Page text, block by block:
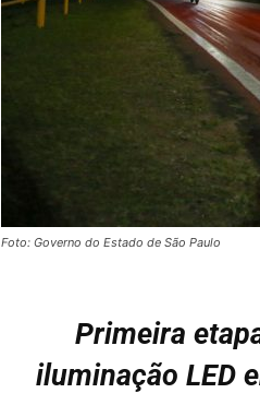
Foto: Governo do Estado de São Paulo
Primeira
iluminação LED